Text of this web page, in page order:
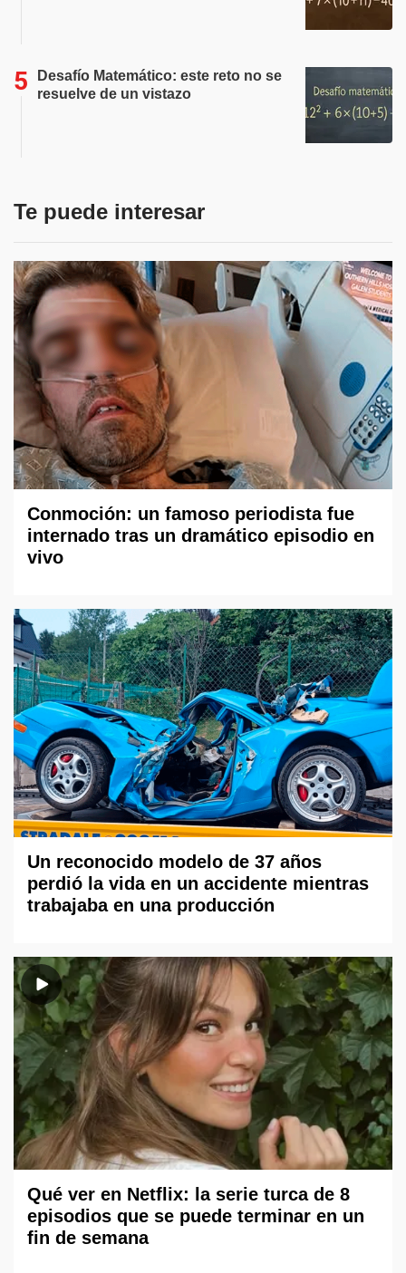
Desafío Matemático: este reto no se
resuelve de un vistazo
Te puede interesar
Conmoción: un famoso periodista fue
internado tras un dramático episodio en
vivo
Un reconocido modelo de 37 años
perdió la vida en un accidente mientras
trabajaba en una producción
Qué ver en Netflix: la serie turca de 8
episodios que se puede terminar en un
fin de semana